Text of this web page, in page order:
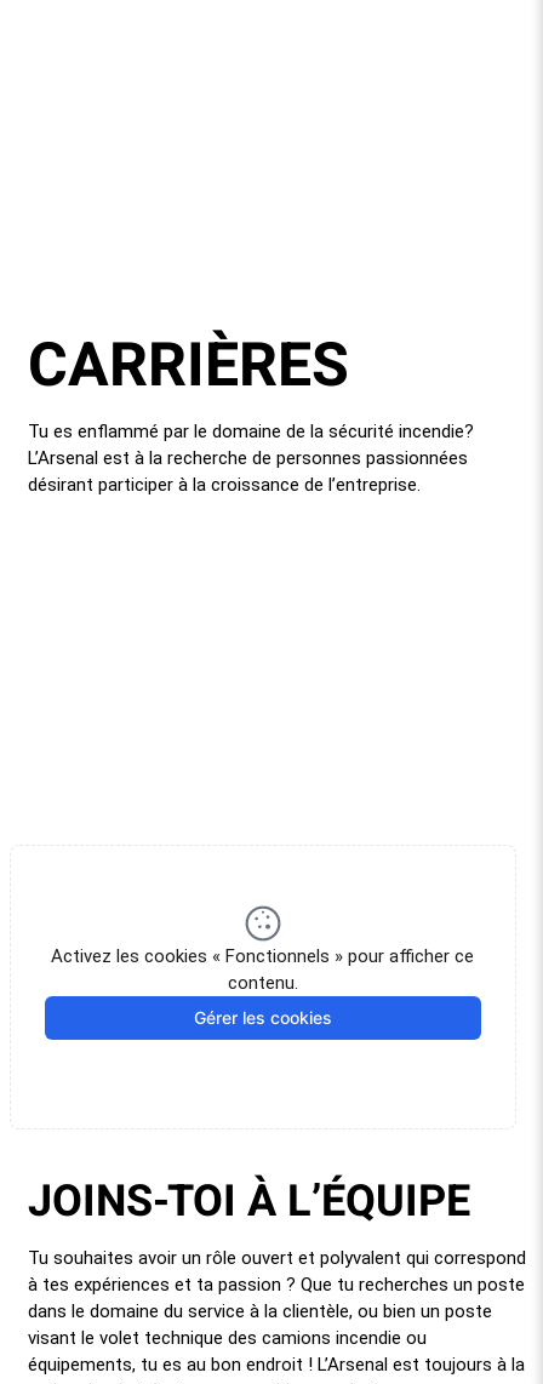
CARRIÈRES
Tu es enflammé par le domaine de la sécurité incendie?
L’Arsenal est à la recherche de personnes passionnées
désirant participer à la croissance de l’entreprise.
Activez les cookies « Fonctionnels » pour afficher ce
contenu.
Gérer les cookies
JOINS-TOI À L’ÉQUIPE
Tu souhaites avoir un rôle ouvert et polyvalent qui correspond
à tes expériences et ta passion ? Que tu recherches un poste
dans le domaine du service à la clientèle, ou bien un poste
visant le volet technique des camions incendie ou
équipements, tu es au bon endroit ! L’Arsenal est toujours à la